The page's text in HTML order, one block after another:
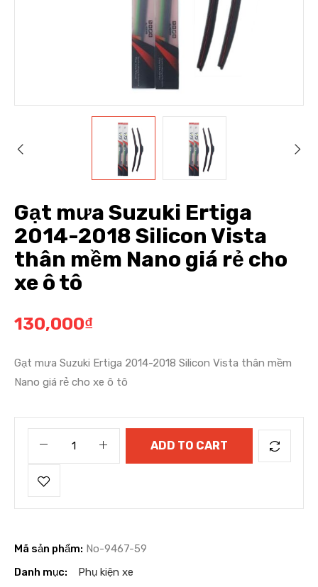
Gạt mưa Suzuki Ertiga
2014-2018 Silicon Vista
thân mềm Nano giá rẻ cho
xe ô tô
130,000₫
Gạt mưa Suzuki Ertiga 2014-2018 Silicon Vista thân mềm
Nano giá rẻ cho xe ô tô
ADD TO CART
Mã sản phẩm: No-9467-59
Danh mục:
Phụ kiện xe